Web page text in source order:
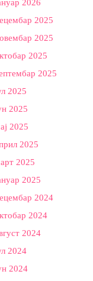
2026
2025
2025
2025
2025
2025
2025
2025
2025
2025
2025
2024
2024
2024
2024
2024